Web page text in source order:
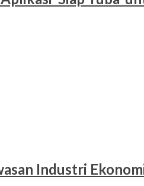
Industri